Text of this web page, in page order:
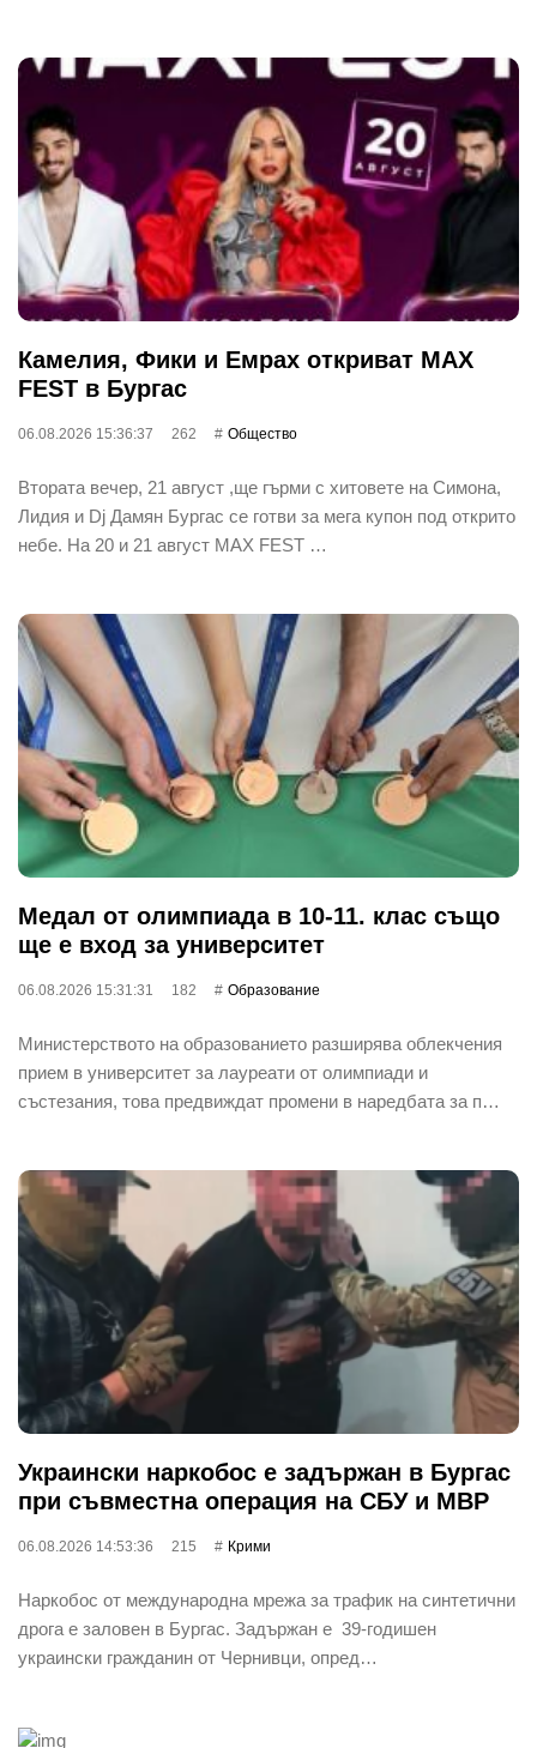
Камелия, Фики и Емрах откриват MAX
FEST в Бургас
06.08.2026 15:36:37 262 Общество
Втората вечер, 21 август ,ще гърми с хитовете на Симона,
Лидия и Dj Дамян Бургас се готви за мега купон под открито
небе. На 20 и 21 август MAX FEST …
Медал от олимпиада в 10-11. клас също
ще е вход за университет
06.08.2026 15:31:31 182 Oбразование
Министерството на образованието разширява облекчения
прием в университет за лауреати от олимпиади и
състезания, това предвиждат промени в наредбата за п…
Украински наркобос е задържан в Бургас
при съвместна операция на СБУ и МВР
06.08.2026 14:53:36 215 Крими
Наркобос от международна мрежа за трафик на синтетични
дрога е заловен в Бургас. Задържан е 39-годишен
украински гражданин от Чернивци, опред…